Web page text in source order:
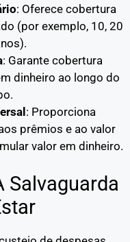
: Oferece cobertura
(por exemplo, 10, 20
: Garante cobertura
dinheiro ao longo do
: Proporciona
prêmios e ao valor
valor em dinheiro.
Salvaguarda